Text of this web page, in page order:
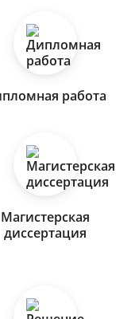
работа
Магистерская
диссертация